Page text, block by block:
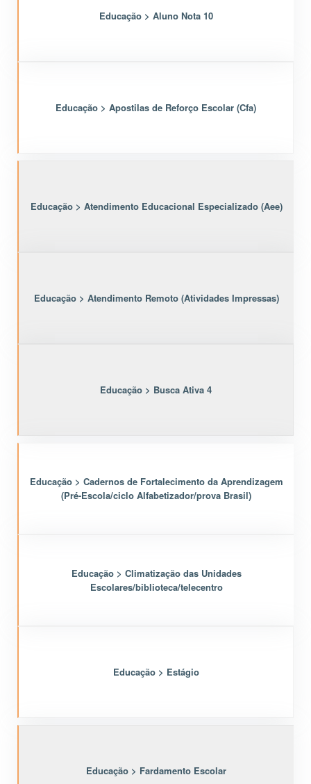
Educação > Aluno Nota 10
Educação > Apostilas de Reforço Escolar (Cfa)
Educação > Atendimento Educacional Especializado (Aee)
Educação > Atendimento Remoto (Atividades Impressas)
Educação > Busca Ativa 4
Educação > Cadernos de Fortalecimento da Aprendizagem
(Pré-Escola/ciclo Alfabetizador/prova Brasil)
Educação > Climatização das Unidades
Escolares/biblioteca/telecentro
Educação > Estágio
Educação > Fardamento Escolar